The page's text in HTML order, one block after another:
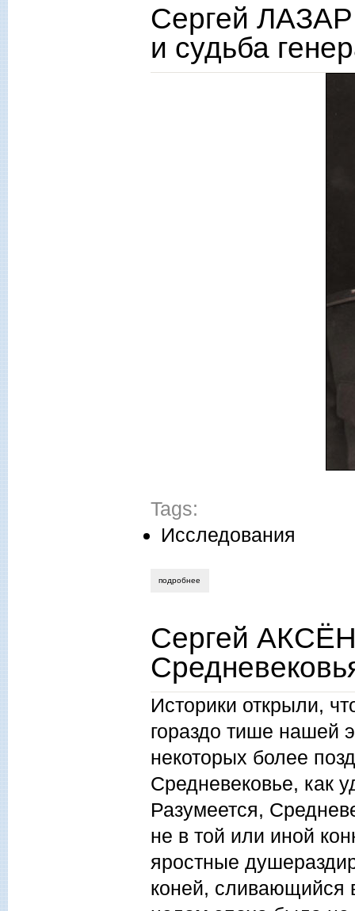
Сергей
и судьба
Tags:
Исследования
подробнее
Сергей
Историки открыли,
гораздо тише нашей
некоторых более
Средневековье, как
Разумеется,
не в той или иной
яростные
коней, сливающийся